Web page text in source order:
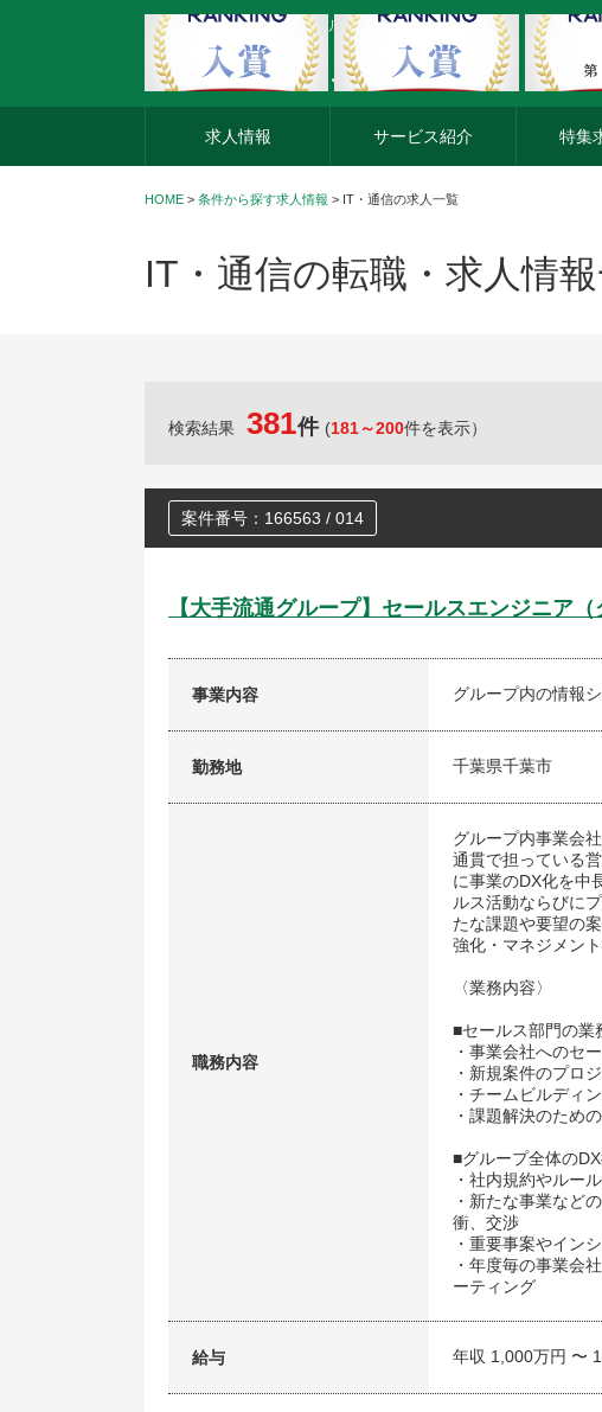
外資系企業の転職・キャリア転職ならアージスジャパン
求人情報 サービス紹介 特集
HOME > 条件から探す求人情報 > IT・通信の求人一覧
IT・通信の転職・求人情
検索結果 381件 (181～200件を表示）
案件番号：166563 / 014
【大手流通グループ】セールスエンジニア
事業内容 グループ内の情報
勤務地 千葉県千葉市
職務内容
グループ内事業会
通貫で担っている
に事業のDX化を中
ルス活動ならびに
たな課題や要望の
強化・マネジメン
〈業務内容〉
■セールス部門の業
・事業会社へのセ
・新規案件のプロ
・チームビルディ
・課題解決のため
■グループ全体の
・社内規約やルー
・新たな事業など
衝、交渉
・重要事案やイン
・年度毎の事業会
ーティング
給与 年収 1,000万円 〜